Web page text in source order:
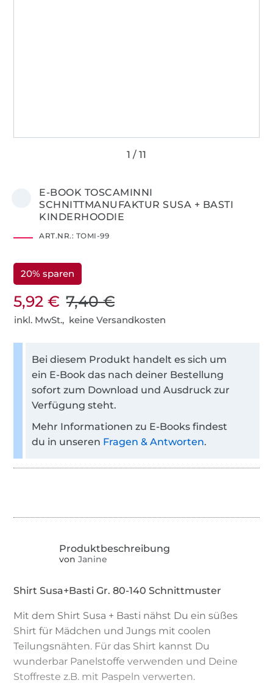
E-BOOK TOSCAMINNI
SCHNITTMANUFAKTUR SUSA + BASTI
KINDERHOODIE
ART.NR.: TOMI-99
20% sparen
5,92 € 7,40 €
inkl. MwSt., keine Versandkosten
Bei diesem Produkt handelt es sich um
ein E-Book das nach deiner Bestellung
sofort zum Download und Ausdruck zur
Verfügung steht.
Mehr Informationen zu E-Books findest
du in unseren Fragen & Antworten.
von Janine
Shirt Susa+Basti Gr. 80-140 Schnittmuster
Mit dem Shirt Susa + Basti nähst Du ein süßes
Shirt für Mädchen und Jungs mit coolen
Teilungsnähten. Für das Shirt kannst Du
wunderbar Panelstoffe verwenden und Deine
Stoffreste z.B. mit Paspeln verwerten.